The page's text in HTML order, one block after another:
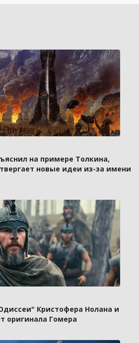
на примере Толкина,
новые идеи из-за имени
Кристофера Нолана и
оригинала Гомера